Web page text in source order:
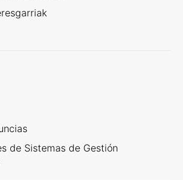
de Sistemas de Gestión